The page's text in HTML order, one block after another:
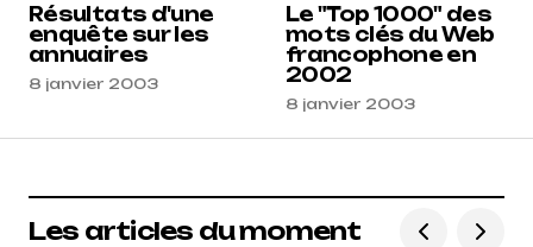
Résultats d'une
enquête sur les
annuaires
8 janvier 2003
Le "Top 1000" des
mots clés du Web
francophone en
2002
8 janvier 2003
Les articles du moment